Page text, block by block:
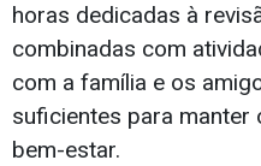
horas dedicadas à
combinadas com
com a família e os
suficientes para manter
bem-estar.